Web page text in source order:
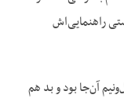
راهنمایی‌اش
آن‌جا بود و بد هم